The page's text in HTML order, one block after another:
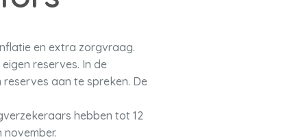
en extra zorgvraag.
reserves. In de
aan te spreken. De
hebben tot 12